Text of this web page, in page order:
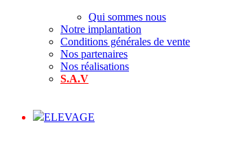
Qui sommes nous
Notre implantation
Conditions générales de vente
Nos partenaires
Nos réalisations
S.A.V
ELEVAGE